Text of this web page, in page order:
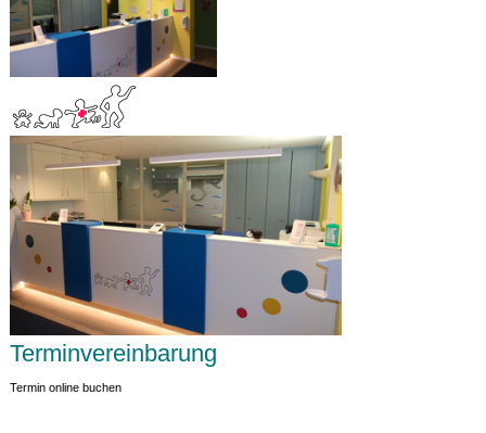
Terminvereinbarung
Termin online buchen